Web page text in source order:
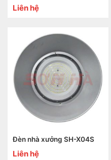
Liên hệ
Đèn nhà xưởng SH-X04S
Liên hệ